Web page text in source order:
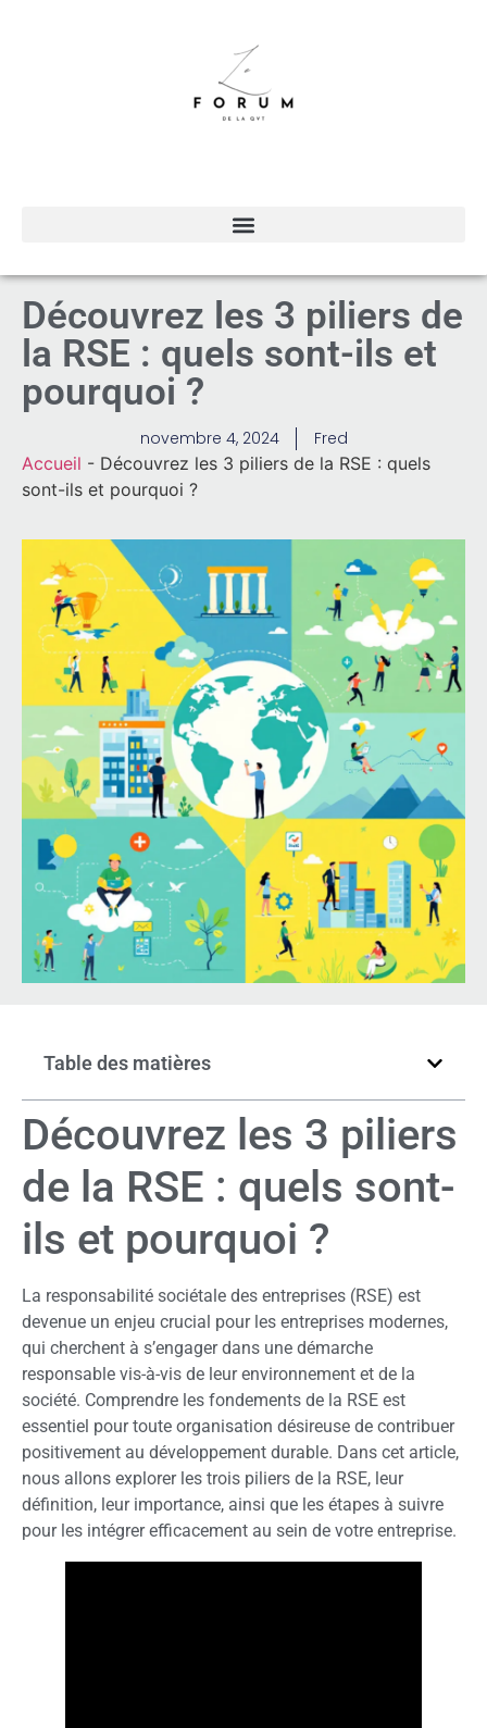
Découvrez les 3 piliers de
la RSE : quels sont-ils et
pourquoi ?
novembre 4, 2024
Fred
Accueil - Découvrez les 3 piliers de la RSE : quels
sont-ils et pourquoi ?
Table des matières
Découvrez les 3 piliers
de la RSE : quels sont-
ils et pourquoi ?
La responsabilité sociétale des entreprises (RSE) est
devenue un enjeu crucial pour les entreprises modernes,
qui cherchent à s’engager dans une démarche
responsable vis-à-vis de leur environnement et de la
société. Comprendre les fondements de la RSE est
essentiel pour toute organisation désireuse de contribuer
positivement au développement durable. Dans cet article,
nous allons explorer les trois piliers de la RSE, leur
définition, leur importance, ainsi que les étapes à suivre
pour les intégrer efficacement au sein de votre entreprise.